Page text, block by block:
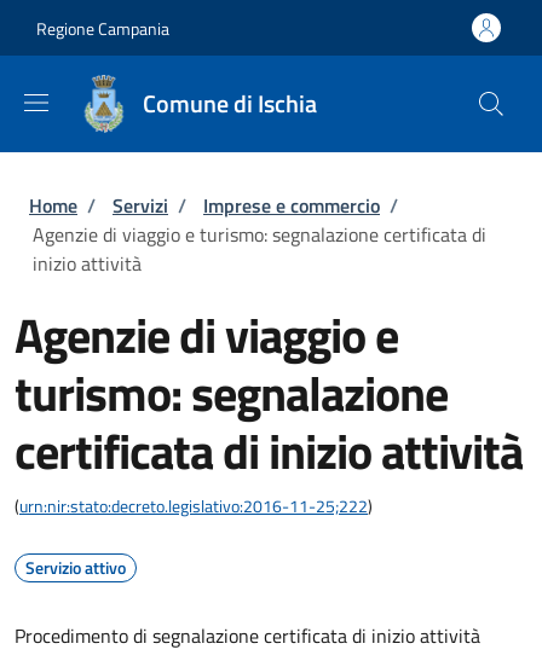
Regione Campania
Comune di Ischia
Briciole di pane
Home / Servizi / Imprese e commercio /
Agenzie di viaggio e turismo: segnalazione certificata di
inizio attività
Agenzie di viaggio e
turismo: segnalazione
certificata di inizio attività
(urn:nir:stato:decreto.legislativo:2016-11-25;222)
Servizio attivo
Procedimento di segnalazione certificata di inizio attività